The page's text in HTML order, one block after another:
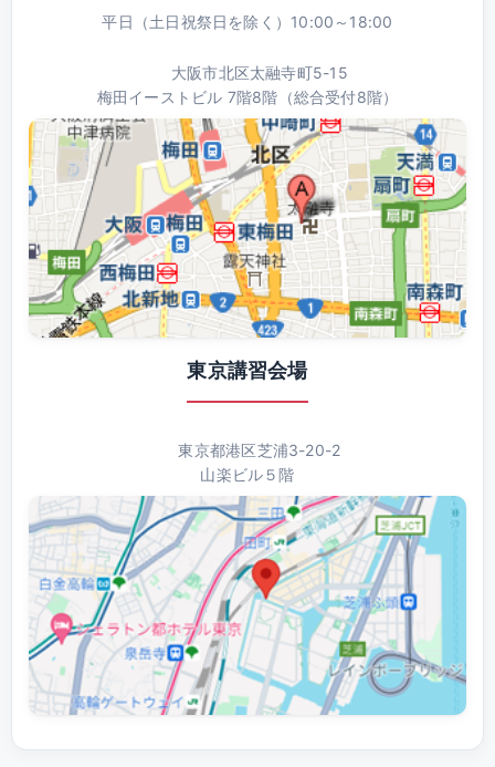
平日（土日祝祭日を除く）10:00～18:00
大阪市北区太融寺町5-15
梅田イーストビル 7階8階（総合受付8階）
東京講習会場
東京都港区芝浦3-20-2
山楽ビル５階